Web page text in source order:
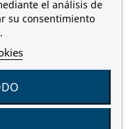
el análisis de
su consentimiento